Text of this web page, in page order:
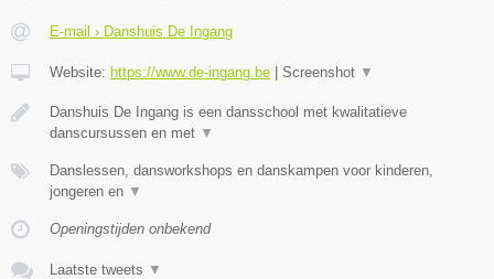
E-mail › Danshuis De Ingang
Website: https://www.de-ingang.be Screenshot ▼
Danshuis De Ingang is een dansschool met kwalitatieve
danscursussen en met ▼
Danslessen, dansworkshops en danskampen voor kinderen,
jongeren en ▼
Openingstijden onbekend
Laatste tweets ▼